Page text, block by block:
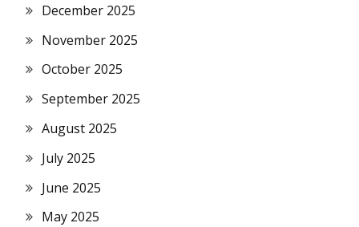
December 2025
November 2025
October 2025
September 2025
August 2025
July 2025
June 2025
May 2025